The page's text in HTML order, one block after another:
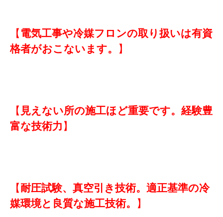
【 電気工事や冷媒フロンの取り扱いは有資
格者がおこないます。
】
【 見えない所の施工ほど重要です。 経験豊
富な技術力 】
【耐圧試験、真空引き技術。 適正基準の冷
媒環境と良質な施工技術。
】